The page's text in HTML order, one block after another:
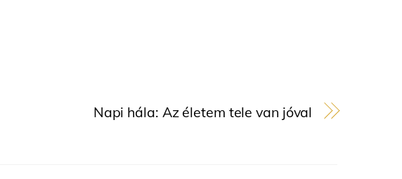
Napi hála: Az életem tele van jóval